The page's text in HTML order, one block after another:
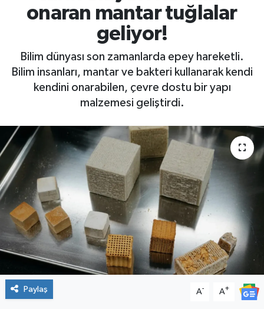
onaran mantar tuğlalar
geliyor!
Bilim dünyası son zamanlarda epey hareketli.
Bilim insanları, mantar ve bakteri kullanarak kendi
kendini onarabilen, çevre dostu bir yapı
malzemesi geliştirdi.
Paylaş A- A+
Son Dakika Haberleri